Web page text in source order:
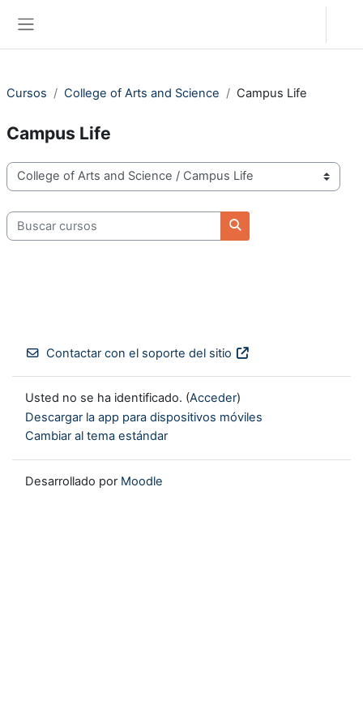
Cursos College of Arts and Science Campus Life
Campus Life
Categorías
Buscar cursos
Buscar cursos
Contactar con el soporte del sitio
Usted no se ha identificado. (Acceder)
Descargar la app para dispositivos móviles
Cambiar al tema estándar
Desarrollado por Moodle